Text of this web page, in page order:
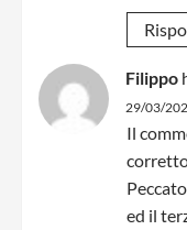
Filippo
29/03/
Il
ed il